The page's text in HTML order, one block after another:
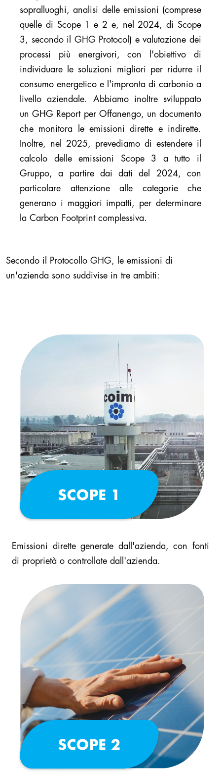
sopralluoghi, analisi delle emissioni (comprese
quelle di Scope 1 e 2 e, nel 2024, di Scope
3, secondo il GHG Protocol) e valutazione dei
processi più energivori, con l'obiettivo di
individuare le soluzioni migliori per ridurre il
consumo energetico e l'impronta di carbonio a
livello aziendale. Abbiamo inoltre sviluppato
un GHG Report per Offanengo, un documento
che monitora le emissioni dirette e indirette.
Inoltre, nel 2025, prevediamo di estendere il
calcolo delle emissioni Scope 3 a tutto il
Gruppo, a partire dai dati del 2024, con
particolare attenzione alle categorie che
generano i maggiori impatti, per determinare
la Carbon Footprint complessiva.
Secondo il Protocollo GHG, le emissioni di
un'azienda sono suddivise in tre ambiti:
Emissioni dirette generate dall'azienda, con fonti
di proprietà o controllate dall'azienda.